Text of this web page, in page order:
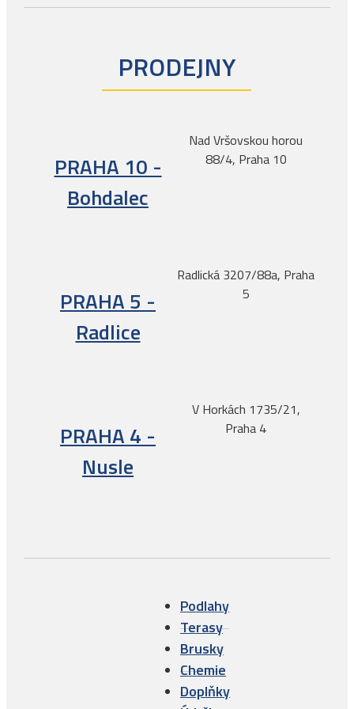
PRODEJNY
PRAHA 10 -
Bohdalec
Nad Vršovskou horou
88/4, Praha 10
PRAHA 5 -
Radlice
Radlická 3207/88a, Praha
5
PRAHA 4 -
Nusle
V Horkách 1735/21,
Praha 4
Podlahy
Terasy
Brusky
Chemie
Doplňky